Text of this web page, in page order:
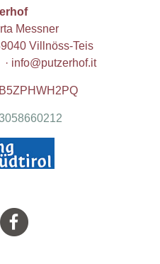
Messner
Villnöss-Teis
· info@putzerhof.it